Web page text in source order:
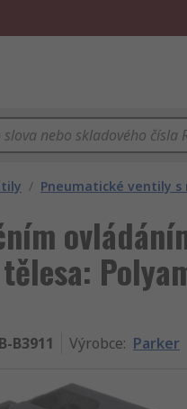
/ Pneumatické ventily
B3911 Výrobce: Parker